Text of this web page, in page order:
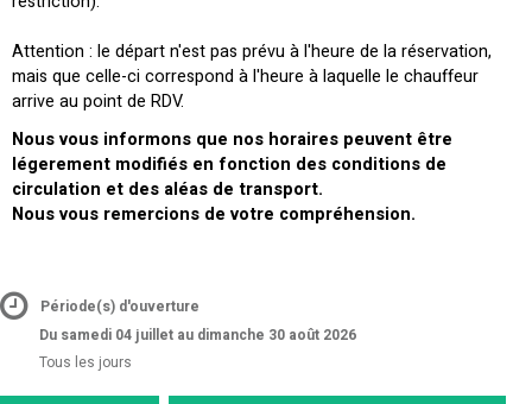
Attention : le départ n'est pas prévu à l'heure de la réservation,
mais que celle-ci correspond à l'heure à laquelle le chauffeur
arrive au point de RDV.
Nous vous informons que nos horaires peuvent être
légerement modifiés en fonction des conditions de
circulation et des aléas de transport.
Nous vous remercions de votre compréhension.
Période(s) d'ouverture
Du samedi 04 juillet au dimanche 30 août 2026
Tous les jours